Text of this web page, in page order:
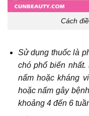
Cách
Sử dụng thuốc là
chó phổ biến
nấm hoặc kháng
hoặc nấm gây
khoảng 4 đến 6